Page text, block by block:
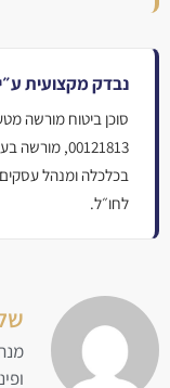
נבדק מקצועית
בכלכלה ומנהל עסקים
לחו״ל.